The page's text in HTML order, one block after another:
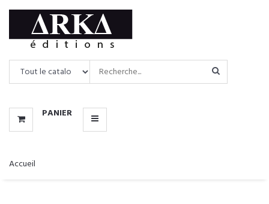
PANIER
CATALOGUE
MENU
Accueil